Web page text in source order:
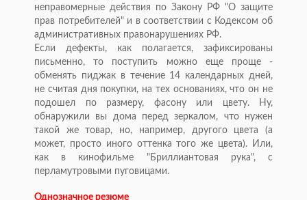
неправомерные действия по Закону РФ "О защите
прав потребителей" и в соответствии с Кодексом об
административных правонарушениях РФ.
Если дефекты, как полагается, зафиксированы
письменно, то поступить можно еще проще -
обменять пиджак в течение 14 календарных дней,
не считая дня покупки, на тех основаниях, что он не
подошел по размеру, фасону или цвету. Ну,
обнаружили вы дома перед зеркалом, что нужен
такой же товар, но, например, другого цвета (а
может, просто иного оттенка того же цвета). Или,
как в кинофильме "Бриллиантовая рука", с
перламутровыми пуговицами.
Однозначное резюме